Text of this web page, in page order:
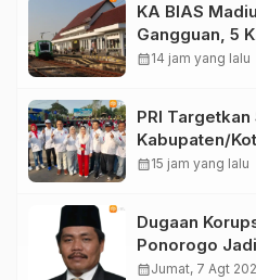
KA BIAS
Gangguan, 5
calendar_month14 jam yang lalu
PRI
Kabupaten/
DPR RI pada
calendar_month15 jam yang lalu
Dugaan
Ponorogo
Magetan
calendar_monthJumat, 7 Agt